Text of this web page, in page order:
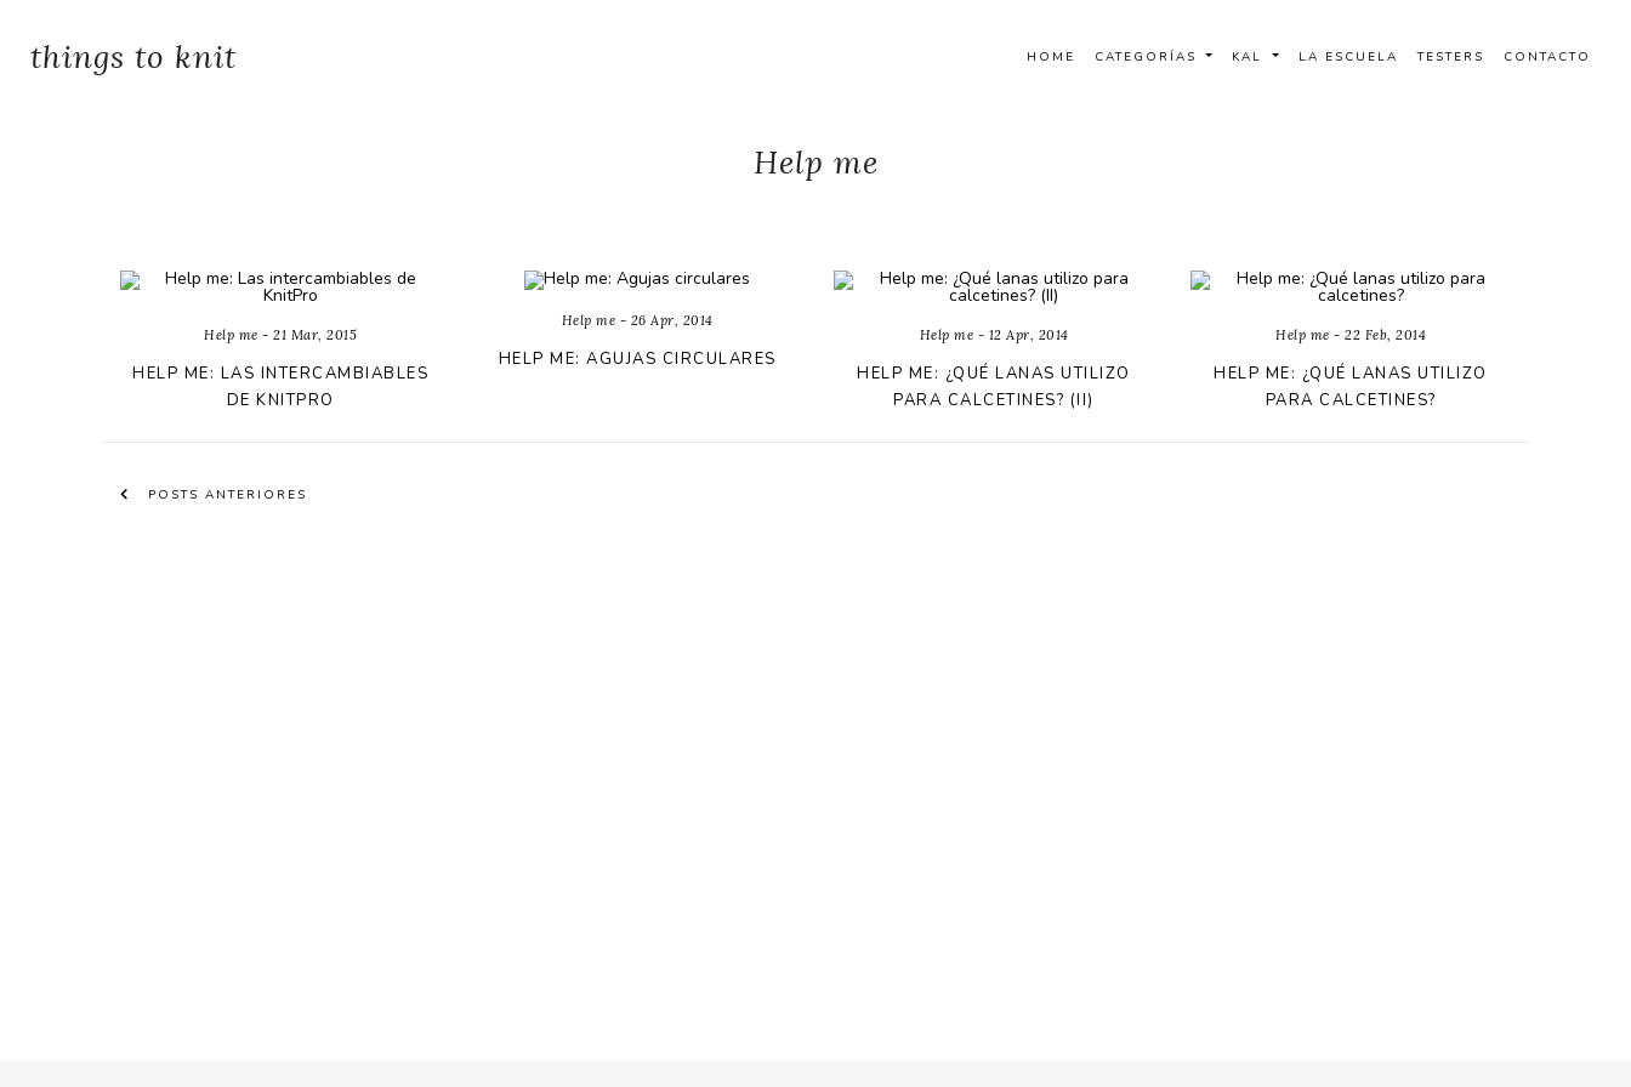
things to knit HOME CATEGORÍAS KAL LA ESCUELA TESTERS CONTACTO
Help me
Help me - 21 Mar, 2015
HELP ME: LAS INTERCAMBIABLES
DE KNITPRO
Help me - 26 Apr, 2014
HELP ME: AGUJAS CIRCULARES
Help me - 12 Apr, 2014
HELP ME: ¿QUÉ LANAS UTILIZO
PARA CALCETINES? (II)
Help me - 22 Feb, 2014
HELP ME: ¿QUÉ LANAS UTILIZO
PARA CALCETINES?
POSTS ANTERIORES